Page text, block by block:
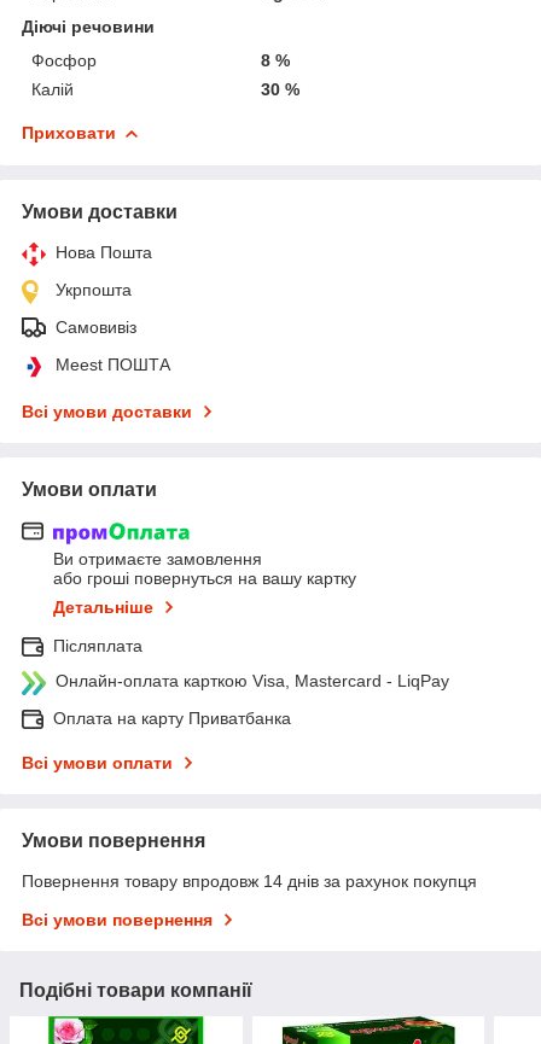
Діючі речовини
Фосфор
8 %
Калій
30 %
Приховати
Умови доставки
Нова Пошта
Укрпошта
Самовивіз
Meest ПОШТА
Всі умови доставки
Умови оплати
Ви отримаєте замовлення
або гроші повернуться на вашу картку
Детальніше
Післяплата
Онлайн-оплата карткою Visa, Mastercard - LiqPay
Оплата на карту Приватбанка
Всі умови оплати
Умови повернення
Повернення товару впродовж 14 днів за рахунок покупця
Всі умови повернення
Подібні товари компанії